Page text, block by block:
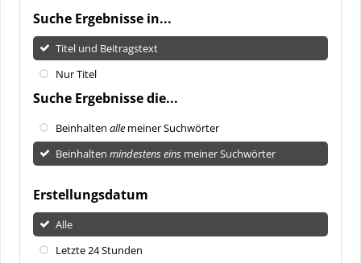
Suche Ergebnisse in...
Titel und Beitragstext
Nur Titel
Suche Ergebnisse die...
Beinhalten alle meiner Suchwörter
Beinhalten mindestens eins meiner Suchwörter
Erstellungsdatum
Alle
Letzte 24 Stunden